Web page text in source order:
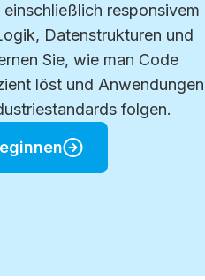
responsivem
Datenstrukturen und
Sie, wie man Code
löst und Anwendungen
folgen.